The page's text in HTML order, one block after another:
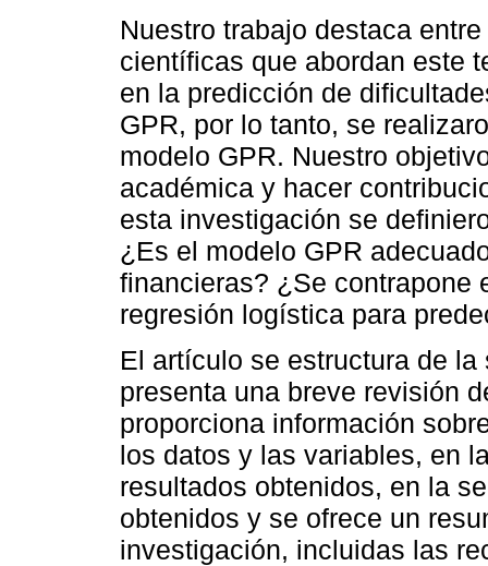
Nuestro trabajo destaca
científicas que abordan este
en la predicción de
GPR, por lo tanto, se
modelo GPR. Nuestro
académica y hacer
esta investigación se
¿Es el modelo GPR
financieras? ¿Se contrapone
regresión logística para
El artículo se estructura de
presenta una breve revisión
proporciona información
los datos y las variables, en
resultados obtenidos, en la
obtenidos y se ofrece un
investigación, incluidas las